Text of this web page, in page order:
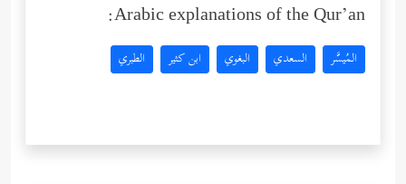
Arabic explanations of the Qur’an:
المُيسَّر السعدي البغوي ابن كثير الطبري